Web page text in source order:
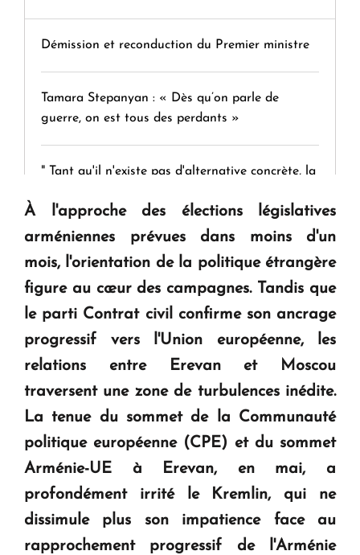
Démission et reconduction du Premier ministre
Tamara Stepanyan : « Dès qu’on parle de
guerre, on est tous des perdants »
" Tant qu'il n'existe pas d'alternative concrète, la
KASA : 30 ans d'audace, de résilience et d'avenir
en Arménie
Le premier hôtel Hyatt Regency d'Arménie
ouvrira ses portes à Dilijan
À l'approche des élections législatives
arméniennes prévues dans moins d'un
mois, l'orientation de la politique étrangère
figure au cœur des campagnes. Tandis que
le parti Contrat civil confirme son ancrage
progressif vers l'Union européenne, les
relations entre Erevan et Moscou
traversent une zone de turbulences inédite.
La tenue du sommet de la Communauté
politique européenne (CPE) et du sommet
Arménie-UE à Erevan, en mai, a
profondément irrité le Kremlin, qui ne
dissimule plus son impatience face au
rapprochement progressif de l'Arménie